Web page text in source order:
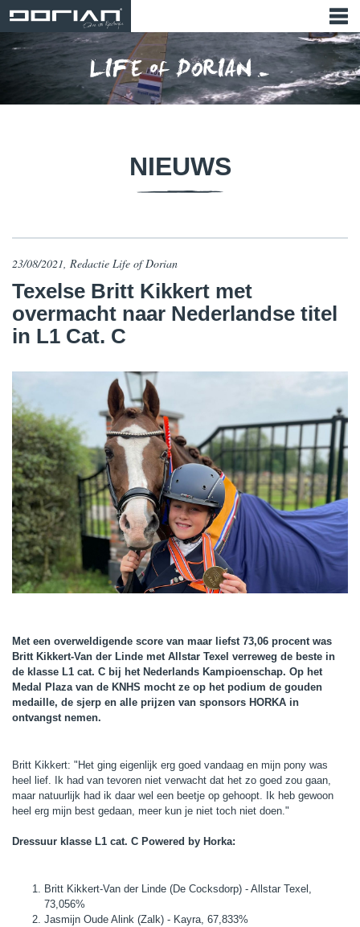
NIEUWS
23/08/2021, Redactie Life of Dorian
Texelse Britt Kikkert met
overmacht naar Nederlandse titel
in L1 Cat. C
Met een overweldigende score van maar liefst 73,06 procent was
Britt Kikkert-Van der Linde met Allstar Texel verreweg de beste in
de klasse L1 cat. C bij het Nederlands Kampioenschap. Op het
Medal Plaza van de KNHS mocht ze op het podium de gouden
medaille, de sjerp en alle prijzen van sponsors HORKA in
ontvangst nemen.
Britt Kikkert: "Het ging eigenlijk erg goed vandaag en mijn pony was
heel lief. Ik had van tevoren niet verwacht dat het zo goed zou gaan,
maar natuurlijk had ik daar wel een beetje op gehoopt. Ik heb gewoon
heel erg mijn best gedaan, meer kun je niet toch niet doen."
Dressuur klasse L1 cat. C Powered by Horka:
Britt Kikkert-Van der Linde (De Cocksdorp) - Allstar Texel,
73,056%
Jasmijn Oude Alink (Zalk) - Kayra, 67,833%